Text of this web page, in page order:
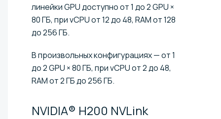
линейки GPU доступно от 1 до 2 GPU ×
80 ГБ, при vCPU от 12 до 48, RAM от 128
до 256 ГБ.
В произвольных конфигурациях — от 1
до 2 GPU × 80 ГБ, при vCPU от 2 до 48,
RAM от 2 ГБ до 256 ГБ.
NVIDIA® H200 NVLink